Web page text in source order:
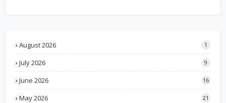
August 2026 1
July 2026 9
June 2026 16
May 2026 21